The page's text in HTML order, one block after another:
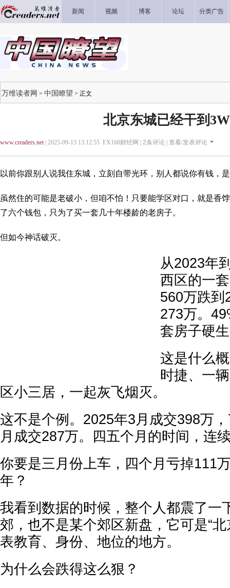
新闻 视频 博客 论坛 分类广告
万维读者网 > 中国瞭望 > 正文
北京东城已经干到
www.creaders.net| 2025-09-13 13:12:55 FX168财经网 | 2条评论 | 查看/发表评论
以前你跟别人说我住东城，立刻自带光环，别人都说你有钱，
虽然住的可能是老破小，但咱不怕！只要能学区对口，就是香
了六个钱包，只为了买一套几十年楼龄的老房子。
但如今神话破灭。
从2023年
西区的一
560万跌到
273万。
套房子硬
这是什么
时捷、一
区小三居，一起灰飞烟灭。
这不是个例。2025年3月成交398万
月成交287万。四五个月的时间，连
你要是三月份上车，四个月亏掉111
年？
我看到数据的时候，整个人都震了一
郊，也不是某个郊区新盘，它可是“
表教育、身份、地位的地方。
为什么会跌得这么狠？